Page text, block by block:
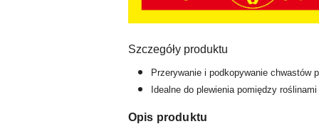
Szczegóły produktu
Przerywanie i podkopywanie
Idealne do plewienia pomiędzy
Opis produktu